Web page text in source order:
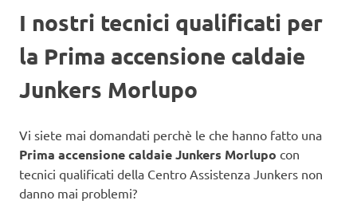
I nostri tecnici qualificati per
la Prima accensione caldaie
Junkers Morlupo
Vi siete mai domandati perchè le che hanno fatto una
Prima accensione caldaie Junkers Morlupo con
tecnici qualificati della Centro Assistenza Junkers non
danno mai problemi?